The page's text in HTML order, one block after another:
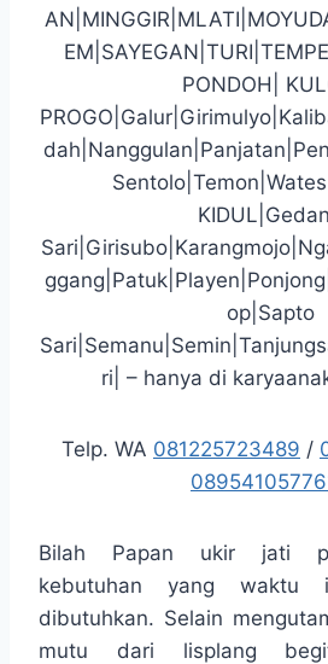
PONDOH|
op|Sapto
ri| – hanya di
Telp. WA 081225723489 /
Bilah Papan ukir jati
kebutuhan yang waktu
dibutuhkan. Selain
mutu dari lisplang